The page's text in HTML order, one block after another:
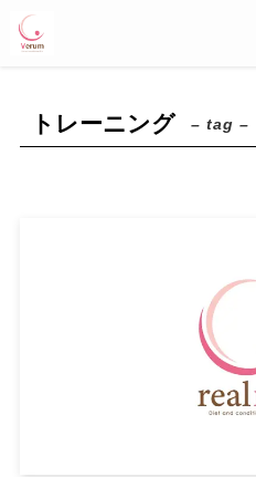
トレーニング – tag –